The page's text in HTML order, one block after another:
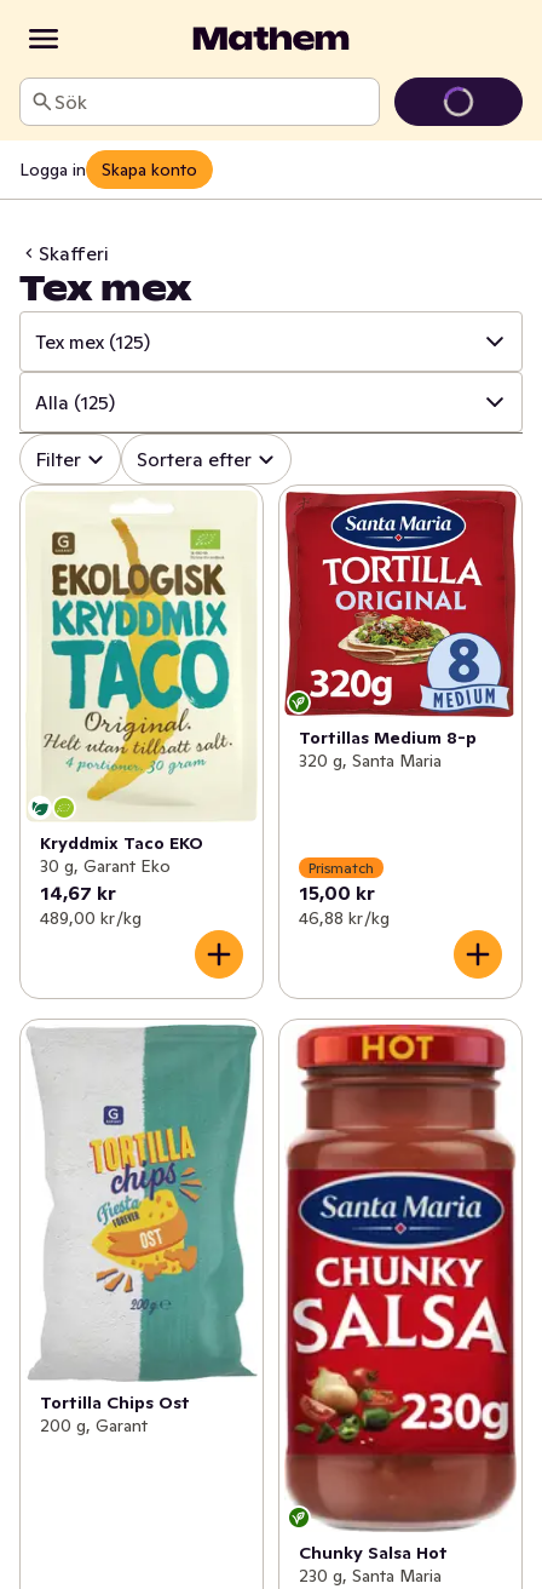
Sök
Logga in Skapa konto
Skafferi
Tex mex
Tex mex (125)
✓ Alla (1710)
✓ Baljväxter & konserver
Pasta & pastasås
Mjöl & bakning (232)
Tex mex (125)
Asien (224)
Sylt & socker (151)
Senap & ketchup (58)
✓ Majonnäs (31)
✓ Flingor, müsli & gröt
✓ Olja & vinäger (96)
✓ Desserter (6)
✓ Nötter & torkad frukt (88)
Internationella köket (5)
Alla (125)
✓ Alla (125)
Bröd, chips & skal
Kryddmixer (20)
Såser & tillbehör (56)
Filter Sortera efter
Kryddmix Taco EKO
30 g, Garant Eko
14,67 kr
489,00 kr /kg
Tortillas Medium 8-p
320 g, Santa Maria
Prismatch
15,00 kr
46,88 kr /kg
Tortilla Chips Ost
200 g, Garant
Chunky Salsa Hot
230 g, Santa Maria